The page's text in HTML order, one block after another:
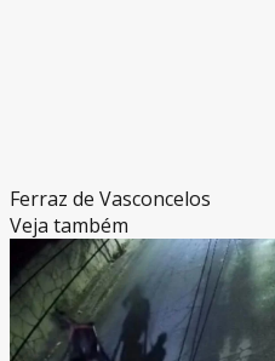
Ferraz de Vasconcelos
Veja também